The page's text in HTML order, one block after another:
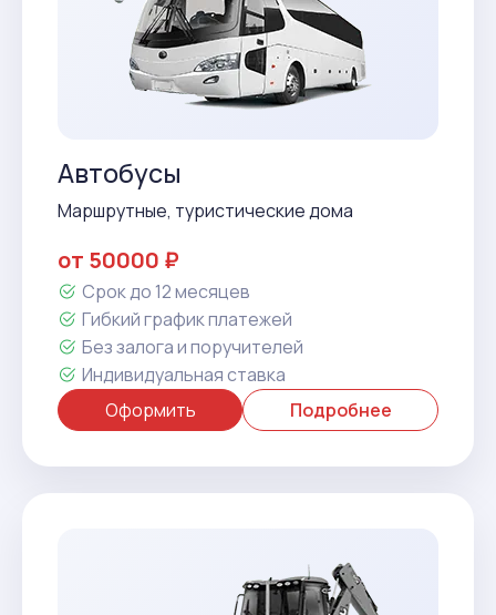
Автобусы
Маршрутные, туристические дома
от 50000 ₽
Срок до 12 месяцев
Гибкий график платежей
Без залога и поручителей
Индивидуальная ставка
Оформить
Подробнее